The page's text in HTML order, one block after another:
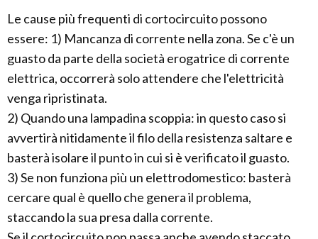
Le cause più frequenti di cortocircuito possono
essere: 1) Mancanza di corrente nella zona. Se c'è un
guasto da parte della società erogatrice di corrente
elettrica, occorrerà solo attendere che l'elettricità
venga ripristinata.
2) Quando una lampadina scoppia: in questo caso si
avvertirà nitidamente il filo della resistenza saltare e
basterà isolare il punto in cui si è verificato il guasto.
3) Se non funziona più un elettrodomestico: basterà
cercare qual è quello che genera il problema,
staccando la sua presa dalla corrente.